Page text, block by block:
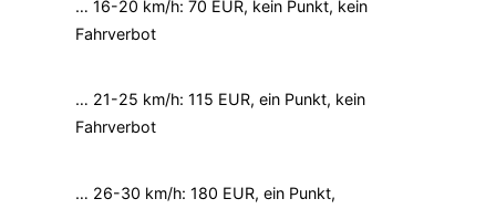
… 16-20 km/h: 70 EUR, kein Punkt, kein
Fahrverbot
… 21-25 km/h: 115 EUR, ein Punkt, kein
Fahrverbot
… 26-30 km/h: 180 EUR, ein Punkt,